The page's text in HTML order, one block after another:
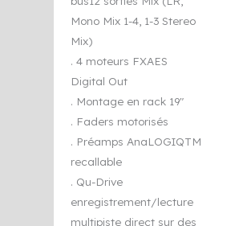
Mono Mix 1-4, 1-3 Stereo
Mix)
. 4 moteurs FXAES
Digital Out
. Montage en rack 19″
. Faders motorisés
. Préamps AnaLOGIQTM
recallable
. Qu-Drive
enregistrement/lecture
multipiste direct sur des